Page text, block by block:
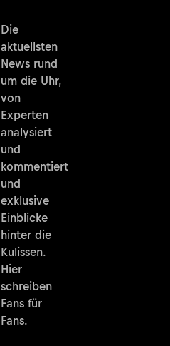
Die
aktuellsten
News rund
um die Uhr,
von
Experten
analysiert
und
kommentiert
und
exklusive
Einblicke
hinter die
Kulissen.
Hier
schreiben
Fans für
Fans.